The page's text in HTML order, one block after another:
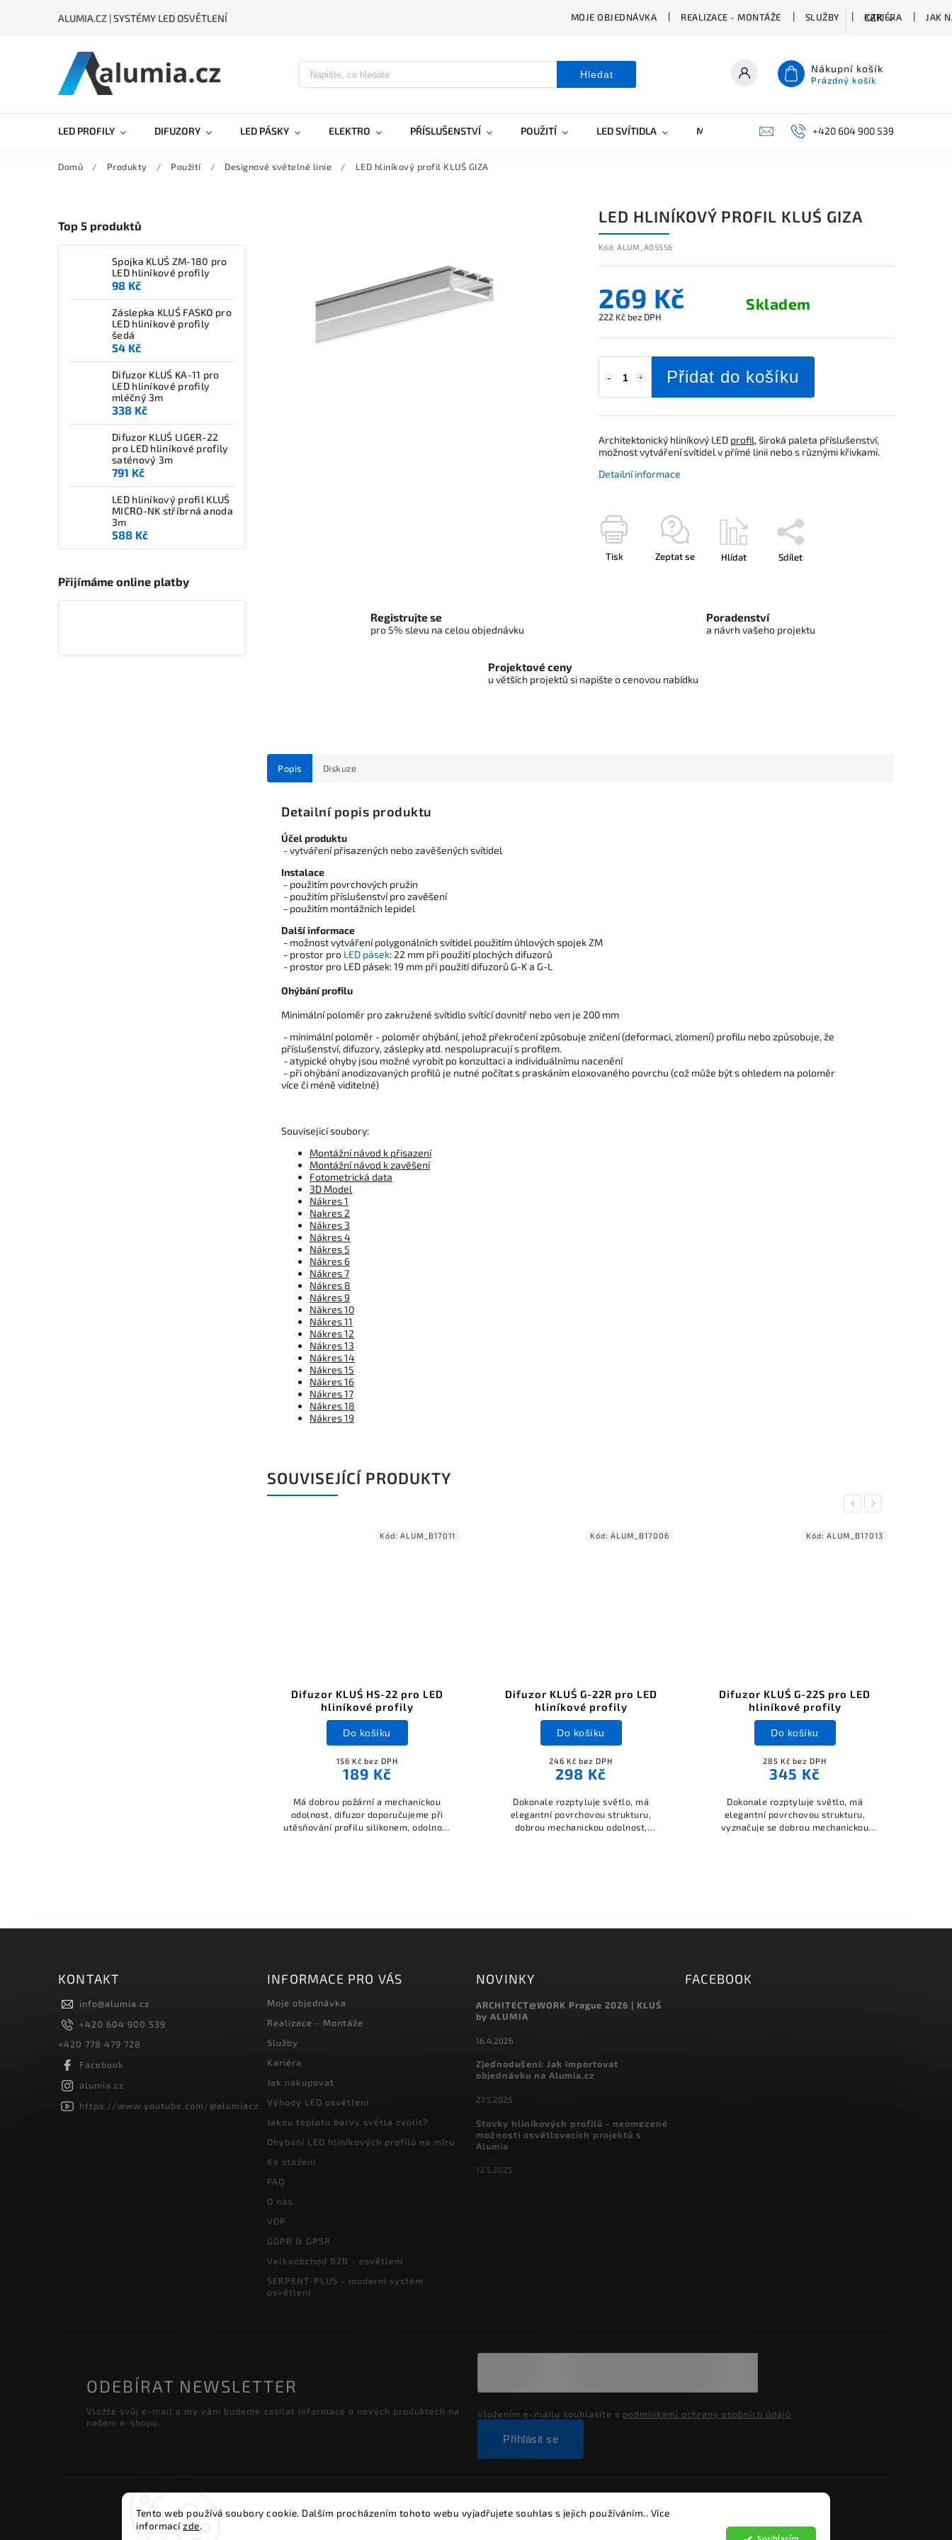
Tento web používá soubory cookie. Dalším procházením tohoto webu vyjadřujete souhlas s jejich používáním.. Více
informacízde.
ALUMIA.CZ | SYSTÉMY LED OSVĚTLENÍ MOJE OBJEDNÁVKA REALIZACE - MONTÁŽE SLUŽBY KARIÉRA JAK
CZK
Hledat Nákupní košík
Prázdný košík
LED PROFILY DIFUZORY LED PÁSKY ELEKTRO PŘÍSLUŠENSTVÍ POUŽITÍ LED SVÍTIDLA MARKETING KONTAKTY+420 604 900 539
Domů / Produkty / Použití / Designové světelné linie / LED hliníkový profil KLUŚ GIZA
Top 5 produktů
Spojka KLUŚ ZM-180 pro
LED hliníkové profily
98 Kč
Záslepka KLUŚ FASKO pro
LED hliníkové profily
šedá
54 Kč
Difuzor KLUŚ KA-11 pro
LED hliníkové profily
mléčný 3m
338 Kč
Difuzor KLUŚ LIGER-22
pro LED hliníkové profily
saténový 3m
791 Kč
LED hliníkový profil KLUŚ
MICRO-NK stříbrná anoda
3m
588 Kč
Přijímáme online platby
LED HLINÍKOVÝ PROFIL KLUŚ GIZA
Kód: ALUM_A05556
269 Kč
222 Kč bez DPH
Skladem
Přidat do košíku
Architektonický hliníkový LED profil, široká paleta příslušenství,
možnost vytváření svítidel v přímé linii nebo s různými křivkami.
Detailní informace
Tisk Zeptat se Hlídat Sdílet
Registrujte se
pro 5% slevu na celou objednávku
Poradenství
a návrh vašeho projektu
Projektové ceny
u větších projektů si napište o cenovou nabídku
Popis Diskuze
Detailní popis produktu
Účel produktu
- vytváření přisazených nebo zavěšených svítidel
Instalace
- použitím povrchových pružin
- použitím příslušenství pro zavěšení
- použitím montážních lepidel
Další informace
- možnost vytváření polygonálních svítidel použitím úhlových spojek ZM
- prostor pro LED pásek: 22 mm při použití plochých difuzorů
- prostor pro LED pásek: 19 mm při použití difuzorů G-K a G-L
Ohýbání profilu
Minimální poloměr pro zakružené svítidlo svítící dovnitř nebo ven je 200 mm
- minimální poloměr - poloměr ohýbání, jehož překročení způsobuje zničení (deformaci, zlomení) profilu nebo způsobuje, že
příslušenství, difuzory, záslepky atd. nespolupracují s profilem.
- atypické ohyby jsou možné vyrobit po konzultaci a individuálnímu nacenění
- při ohýbání anodizovaných profilů je nutné počítat s praskáním eloxovaného povrchu (což může být s ohledem na poloměr
více či méně viditelné)
Souvisejicí soubory:
Montážní návod k přisazení
Montážní návod k zavěšení
Fotometrická data
3D Model
Nákres 1
Nakres 2
Nákres 3
Nákres 4
Nákres 5
Nákres 6
Nákres 7
Nákres 8
Nákres 9
Nákres 10
Nákres 11
Nákres 12
Nákres 13
Nákres 14
Nákres 15
Nákres 16
Nákres 17
Nákres 18
Nákres 19
SOUVISEJÍCÍ PRODUKTY
Previous
Difuzor KLUŚ HS-22 pro LED
hliníkové profily
156 Kč bez DPH
189 Kč
Do košíku
Má dobrou požární a mechanickou
odolnost, difuzor doporučujeme při
utěsňování profilu silikonem, odolnost
Kód: ALUM_B17011
Difuzor KLUŚ G-22R pro LED
hliníkové profily
246 Kč bez DPH
298 Kč
Do košíku
Dokonale rozptyluje světlo, má
elegantní povrchovou strukturu,
dobrou mechanickou odolnost,
Kód: ALUM_B17006
Difuzor KLUŚ G-22S pro LED
hliníkové profily
285 Kč bez DPH
345 Kč
Do košíku
Dokonale rozptyluje světlo, má
elegantní povrchovou strukturu,
vyznačuje se dobrou mechanickou
Kód: ALUM_B17013
Next
KONTAKT
info@alumia.cz
+420 604 900 539
+420 778 479 728
Facebook
alumia.cz
https://www.youtube.com/@alumiacz
INFORMACE PRO VÁS
Moje objednávka
Realizace - Montáže
Služby
Kariéra
Jak nakupovat
Výhody LED osvětlení
Jakou teplotu barvy světla zvolit?
Ohybání LED hliníkových profilů na míru
Ke stažení
FAQ
O nás
VOP
GDPR & GPSR
Velkoobchod B2B - osvětlení
SERPENT-PLUS - moderní systém
osvětlení
NOVINKY
ARCHITECT@WORK Prague 2026 | KLUŚ
by ALUMIA
16.4.2026
Zjednodušení: Jak importovat
objednávku na Alumia.cz
27.5.2025
Stovky hliníkových profilů - neomezené
možnosti osvětlovacích projektů s
Alumia
12.5.2025
FACEBOOK
ODEBÍRAT NEWSLETTER
Vložte svůj e-mail a my vám budeme zasílat informace o nových produktech na
našem e-shopu.
Vložením e-mailu souhlasíte s podmínkami ochrany osobních údajů
Přihlásit se